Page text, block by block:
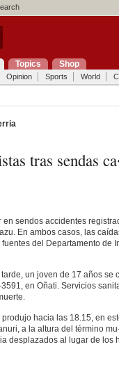
Topics Shop
Opinion Sports World
tras sendas
en sendos accidentes
En ambos casos, las
del Departamento de
un joven de 17 años se
en Oñati. Servicios
hacia las 18.15, en
a la altura del término
desplazados al lugar de los